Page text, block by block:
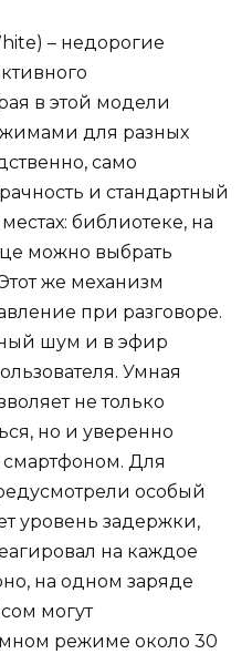
– недорогие
в этой модели
для разных
само
и стандартный
библиотеке, на
можно выбрать
же механизм
при разговоре.
шум и в эфир
Умная
не только
но и уверенно
Для
особый
уровень задержки,
на каждое
на одном заряде
могут
режиме около 30